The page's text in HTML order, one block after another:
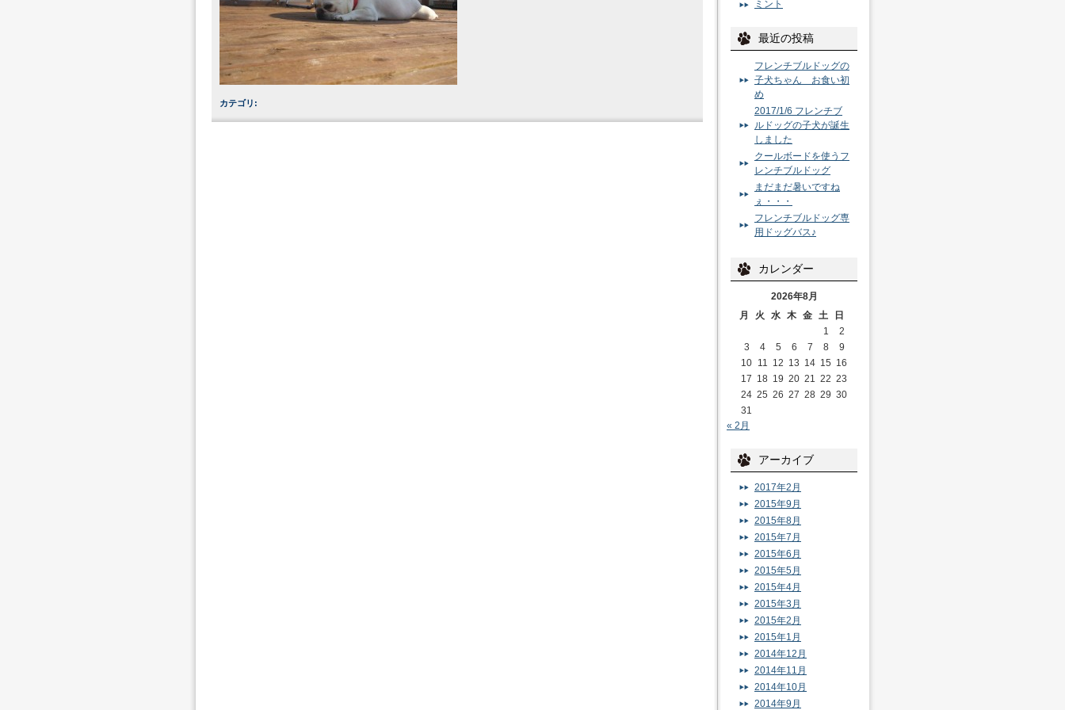
カテゴリ :
ミント
最近の投稿
フレンチブルドッグの
子犬ちゃん お食い初
め
2017/1/6 フレンチブ
ルドッグの子犬が誕生
しました
クールボードを使うフ
レンチブルドッグ
まだまだ暑いですね
ぇ・・・
フレンチブルドッグ専
用ドッグバス♪
カレンダー
2026年8月
月
火 水 木 金 土
日
1
2
3
4 5 6 7 8
9
10 11 12 13 14 15 16
17 18 19 20 21 22 23
24 25 26 27 28 29 30
31
« 2月
アーカイブ
2017年2月
2015年9月
2015年8月
2015年7月
2015年6月
2015年5月
2015年4月
2015年3月
2015年2月
2015年1月
2014年12月
2014年11月
2014年10月
2014年9月